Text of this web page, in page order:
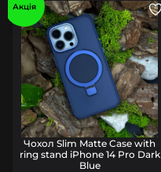
Акція
Чохол Slim Matte Case with
ring stand iPhone 14 Pro Dark
Blue